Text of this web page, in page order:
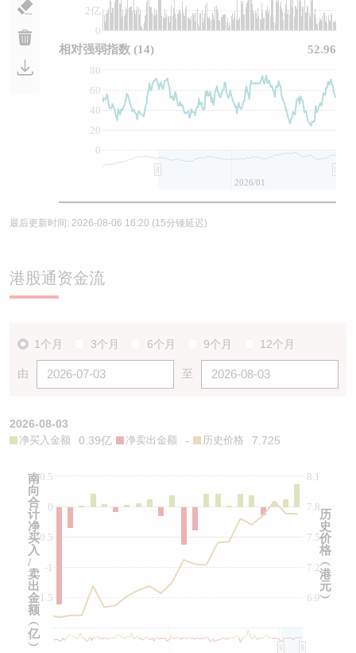
0
2亿
20
40
60
80
0
2026/01
相对强弱指数 (14) 52.96
最后更新时间: 2026-08-06 16:20 (15分锺延迟)
港股通资金流
1个月 3个月 6个月 9个月 12个月
由 至
2026-08-03
净买入金额 0.39亿 净卖出金额 - 历史价格 7.725
0
-1.5
-1
-0.5
0.5
7.5
6.9
7.2
7.8
8.1
南
向
合
计
净
买
入
/
卖
出
金
额
︵
亿
︶
历
史
价
格
︵
港
元
︶